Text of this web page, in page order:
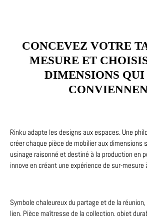
CONCEVEZ VOTRE
MESURE ET
DIMENSIONS QUI
Rinku adapte les designs aux espaces. Une
créer chaque pièce de mobilier aux dimensions
usinage raisonné et destiné à la production en
innove en créant une expérience de sur-mesure
Symbole chaleureux du partage et de la
lien. Pièce maîtresse de la collection, objet